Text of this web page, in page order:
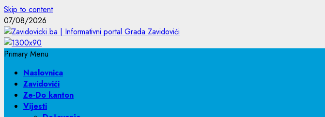
Skip to content
07/08/2026
Primary Menu
Naslovnica
Zavidovići
Ze-Do kanton
Vijesti